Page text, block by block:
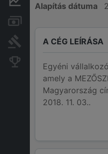
Bírósági eljárások
Konkurens cégek
Alapítás dátuma
A CÉG LEÍRÁSA
Egyéni
amely a
Magyarország
2018. 11. 03..